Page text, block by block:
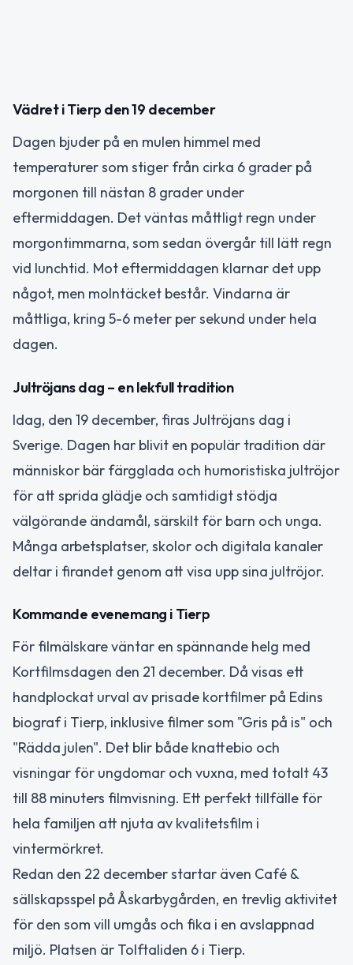
Vädret i Tierp den 19 december
Dagen bjuder på en mulen himmel med
temperaturer som stiger från cirka 6 grader på
morgonen till nästan 8 grader under
eftermiddagen. Det väntas måttligt regn under
morgontimmarna, som sedan övergår till lätt regn
vid lunchtid. Mot eftermiddagen klarnar det upp
något, men molntäcket består. Vindarna är
måttliga, kring 5-6 meter per sekund under hela
dagen.
Jultröjans dag – en lekfull tradition
Idag, den 19 december, firas Jultröjans dag i
Sverige. Dagen har blivit en populär tradition där
människor bär färgglada och humoristiska jultröjor
för att sprida glädje och samtidigt stödja
välgörande ändamål, särskilt för barn och unga.
Många arbetsplatser, skolor och digitala kanaler
deltar i firandet genom att visa upp sina jultröjor.
Kommande evenemang i Tierp
För filmälskare väntar en spännande helg med
Kortfilmsdagen den 21 december. Då visas ett
handplockat urval av prisade kortfilmer på Edins
biograf i Tierp, inklusive filmer som "Gris på is" och
"Rädda julen". Det blir både knattebio och
visningar för ungdomar och vuxna, med totalt 43
till 88 minuters filmvisning. Ett perfekt tillfälle för
hela familjen att njuta av kvalitetsfilm i
vintermörkret.
Redan den 22 december startar även Café &
sällskapsspel på Åskarbygården, en trevlig aktivitet
för den som vill umgås och fika i en avslappnad
miljö. Platsen är Tolftaliden 6 i Tierp.